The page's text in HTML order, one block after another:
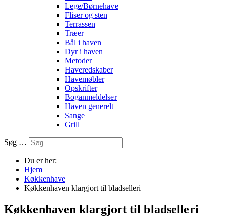
Lege/Børnehave
Fliser og sten
Terrassen
Træer
Bål i haven
Dyr i haven
Metoder
Haveredskaber
Havemøbler
Opskrifter
Boganmeldelser
Haven generelt
Sange
Grill
Søg …
Du er her:
Hjem
Køkkenhave
Køkkenhaven klargjort til bladselleri
Køkkenhaven klargjort til bladselleri